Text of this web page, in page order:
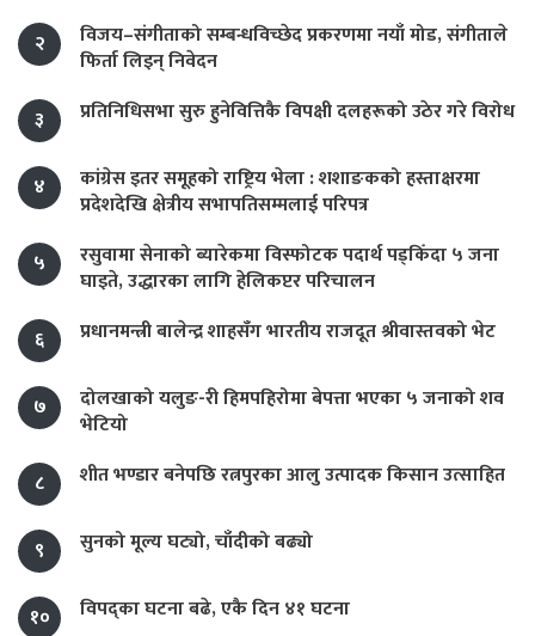
२
विजय–संगीताको सम्बन्धविच्छेद प्रकरणमा नयाँ मोड, संगीता‍ले
फिर्ता लिइन् निवेदन
३
प्रतिनिधिसभा सुरु हुनेवित्तिकै विपक्षी दलहरूको उठेर गरे विरोध
४
कांग्रेस इतर समूहको राष्ट्रिय भेला : शशाङकको हस्ताक्षरमा
प्रदेशदेखि क्षेत्रीय सभापतिसम्मलाई परिपत्र
५
रसुवामा सेनाको ब्यारेकमा विस्फोटक पदार्थ पड्किँदा ५ जना
घाइते, उद्धारका लागि हेलिकप्टर परिचालन
६
प्रधानमन्त्री बालेन्द्र शाहसँग भारतीय राजदूत श्रीवास्तवको भेट
७
दोलखाको यलुङ-री हिमपहिरोमा बेपत्ता भएका ५ जनाको शव
भेटियो
८
शीत भण्डार बनेपछि रत्नपुरका आलु उत्पादक किसान उत्साहित
९ सुनको मूल्य घट्यो, चाँदीको बढ्यो
१० विपद्का घटना बढे, एकै दिन ४१ घटना